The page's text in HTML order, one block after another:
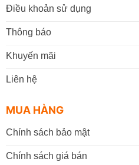
Điều khoản sử dụng
Thông báo
Khuyến mãi
Liên hệ
MUA HÀNG
Chính sách bảo mật
Chính sách giá bán